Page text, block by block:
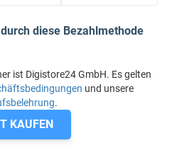
diese Bezahlmethode
ist Digistore24 GmbH. Es gelten
und unsere
.
KAUFEN